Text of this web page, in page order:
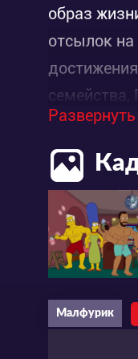
образ
отсылок
семейства,
атомных
попадают
Дочка
возраста.
Развернуть
Малфурик